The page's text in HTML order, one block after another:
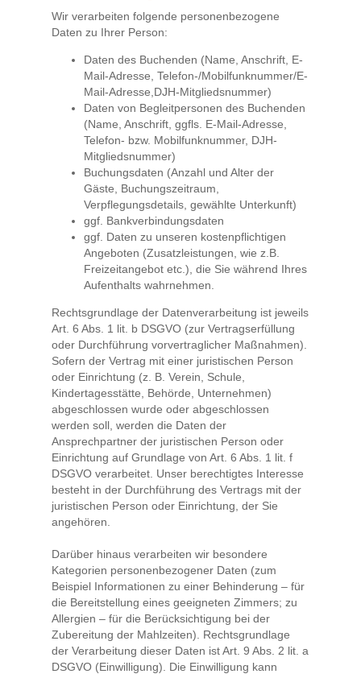
Wir verarbeiten folgende personenbezogene
Daten zu Ihrer Person:
Daten des Buchenden (Name, Anschrift, E-
Mail-Adresse, Telefon-/Mobilfunknummer/E-
Mail-Adresse,DJH-Mitgliedsnummer)
Daten von Begleitpersonen des Buchenden
(Name, Anschrift, ggfls. E-Mail-Adresse,
Telefon- bzw. Mobilfunknummer, DJH-
Mitgliedsnummer)
Buchungsdaten (Anzahl und Alter der
Gäste, Buchungszeitraum,
Verpflegungsdetails, gewählte Unterkunft)
ggf. Bankverbindungsdaten
ggf. Daten zu unseren kostenpflichtigen
Angeboten (Zusatzleistungen, wie z.B.
Freizeitangebot etc.), die Sie während Ihres
Aufenthalts wahrnehmen.
Rechtsgrundlage der Datenverarbeitung ist jeweils
Art. 6 Abs. 1 lit. b DSGVO (zur Vertragserfüllung
oder Durchführung vorvertraglicher Maßnahmen).
Sofern der Vertrag mit einer juristischen Person
oder Einrichtung (z. B. Verein, Schule,
Kindertagesstätte, Behörde, Unternehmen)
abgeschlossen wurde oder abgeschlossen
werden soll, werden die Daten der
Ansprechpartner der juristischen Person oder
Einrichtung auf Grundlage von Art. 6 Abs. 1 lit. f
DSGVO verarbeitet. Unser berechtigtes Interesse
besteht in der Durchführung des Vertrags mit der
juristischen Person oder Einrichtung, der Sie
angehören.
Darüber hinaus verarbeiten wir besondere
Kategorien personenbezogener Daten (zum
Beispiel Informationen zu einer Behinderung – für
die Bereitstellung eines geeigneten Zimmers; zu
Allergien – für die Berücksichtigung bei der
Zubereitung der Mahlzeiten). Rechtsgrundlage
der Verarbeitung dieser Daten ist Art. 9 Abs. 2 lit. a
DSGVO (Einwilligung). Die Einwilligung kann